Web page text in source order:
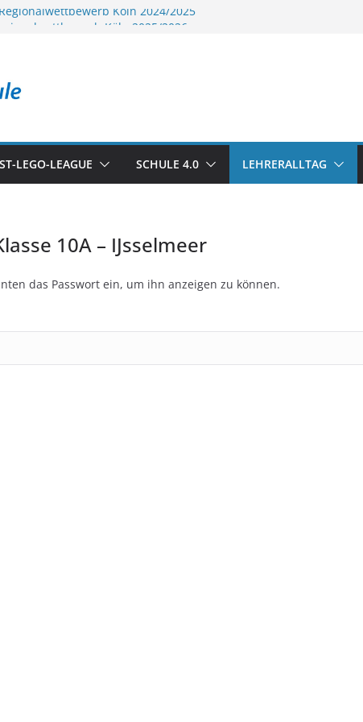
Regionalwettbewerb Köln 2024/2025
Regionalwettbewerb
2024/2025
LEGO-LEAGUE SCHULE 4.0 LEHRERALLTAG
10A – IJsselmeer
das Passwort ein, um ihn anzeigen zu können.